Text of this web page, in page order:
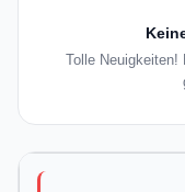
Tolle Neuigkeiten!